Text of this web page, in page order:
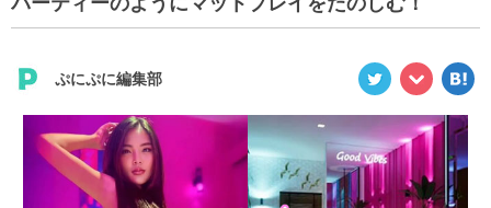
ぷにぷに編集部